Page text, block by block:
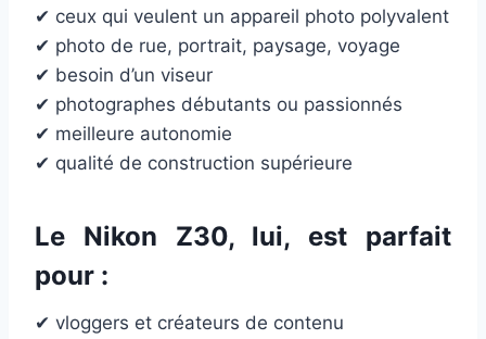
✔ ceux qui veulent un appareil photo polyvalent
✔ photo de rue, portrait, paysage, voyage
✔ besoin d’un viseur
✔ photographes débutants ou passionnés
✔ meilleure autonomie
✔ qualité de construction supérieure
Le Nikon Z30, lui, est parfait
pour :
✔ vloggers et créateurs de contenu